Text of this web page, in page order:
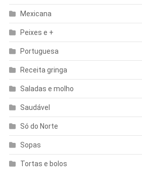
Mexicana
Peixes e +
Portuguesa
Receita gringa
Saladas e molho
Saudável
Só do Norte
Sopas
Tortas e bolos